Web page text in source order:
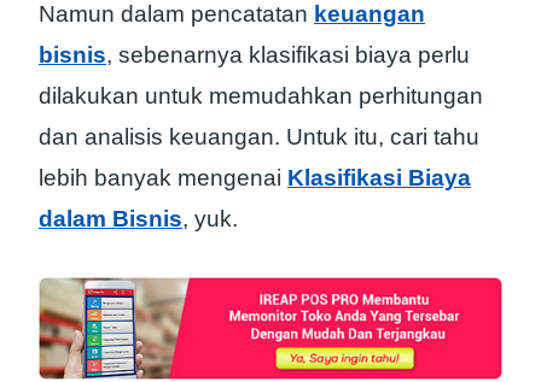
Namun dalam pencatatan keuangan
bisnis, sebenarnya klasifikasi biaya perlu
dilakukan untuk memudahkan perhitungan
dan analisis keuangan. Untuk itu, cari tahu
lebih banyak mengenai Klasifikasi Biaya
dalam Bisnis, yuk.